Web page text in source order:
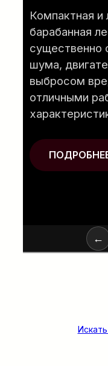
Компактная и
барабанная
существенно
шума,
выбросом
отличными
←